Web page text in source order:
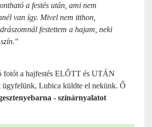
a festés után, ami nem
van így. Mivel nem itthon,
festettem a hajam, neki
fotót a hajfestés ELŐTT és UTÁN
ügyfelünk, Lubica küldte el nekünk. Ő
- színárnyalatot